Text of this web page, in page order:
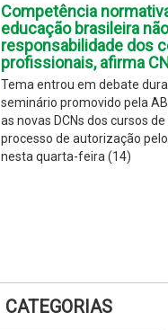
Competência
educação brasileira
responsabilidade dos
profissionais, afirma
Tema entrou em debate
seminário promovido pela
as novas DCNs dos cursos
processo de autorização pelo
nesta quarta-feira (14)
CATEGORIAS